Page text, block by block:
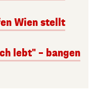
Wien stellt
lebt" – bangen